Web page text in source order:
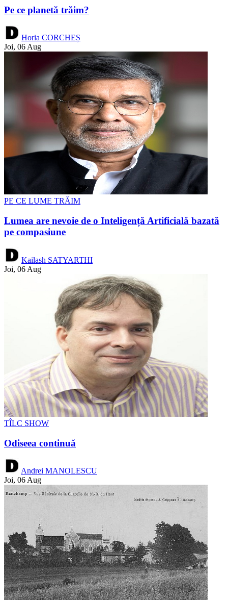
Pe ce planetă trăim?
Horia CORCHEȘ
Joi, 06 Aug
PE CE LUME TRĂIM
Lumea are nevoie de o Inteligență Artificială bazată
pe compasiune
Kailash SATYARTHI
Joi, 06 Aug
TÎLC SHOW
Odiseea continuă
Andrei MANOLESCU
Joi, 06 Aug